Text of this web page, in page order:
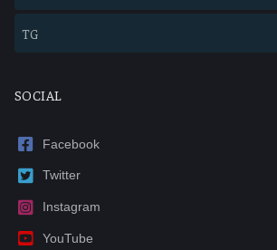
TG
SOCIAL
Facebook
Twitter
Instagram
YouTube